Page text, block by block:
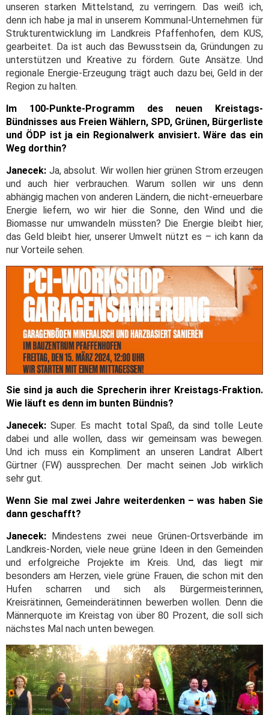
unseren starken Mittelstand, zu verringern. Das weiß ich,
denn ich habe ja mal in unserem Kommunal-Unternehmen für
Strukturentwicklung im Landkreis Pfaffenhofen, dem KUS,
gearbeitet. Da ist auch das Bewusstsein da, Gründungen zu
unterstützen und Kreative zu fördern. Gute Ansätze. Und
regionale Energie-Erzeugung trägt auch dazu bei, Geld in der
Region zu halten.
Im 100-Punkte-Programm des neuen Kreistags-
Bündnisses aus Freien Wählern, SPD, Grünen, Bürgerliste
und ÖDP ist ja ein Regionalwerk anvisiert. Wäre das ein
Weg dorthin?
Janecek: Ja, absolut. Wir wollen hier grünen Strom erzeugen
und auch hier verbrauchen. Warum sollen wir uns denn
abhängig machen von anderen Ländern, die nicht-erneuerbare
Energie liefern, wo wir hier die Sonne, den Wind und die
Biomasse nur umwandeln müssten? Die Energie bleibt hier,
das Geld bleibt hier, unserer Umwelt nützt es – ich kann da
nur Vorteile sehen.
Sie sind ja auch die Sprecherin ihrer Kreistags-Fraktion.
Wie läuft es denn im bunten Bündnis?
Janecek: Super. Es macht total Spaß, da sind tolle Leute
dabei und alle wollen, dass wir gemeinsam was bewegen.
Und ich muss ein Kompliment an unseren Landrat Albert
Gürtner (FW) aussprechen. Der macht seinen Job wirklich
sehr gut.
Wenn Sie mal zwei Jahre weiterdenken – was haben Sie
dann geschafft?
Janecek: Mindestens zwei neue Grünen-Ortsverbände im
Landkreis-Norden, viele neue grüne Ideen in den Gemeinden
und erfolgreiche Projekte im Kreis. Und, das liegt mir
besonders am Herzen, viele grüne Frauen, die schon mit den
Hufen scharren und sich als Bürgermeisterinnen,
Kreisrätinnen, Gemeinderätinnen bewerben wollen. Denn die
Männerquote im Kreistag von über 80 Prozent, die soll sich
nächstes Mal nach unten bewegen.